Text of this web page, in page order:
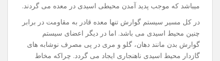
میباشد که موجب پدید آمدن محیطی اسیدی در معده می گردند.
در کل مسیر سیستم گوارش تنها معده قادر به مقاومت در برابر
چنین محیط اسیدی می باشد. اما در دیگر اعضای سیستم
گوارش بدن مانند دهان، گلو و مری در پی مصرف نوشابه های
گازدار محیط اسیدی ناهنجاری ایجاد می گردد. چراکه مخاط